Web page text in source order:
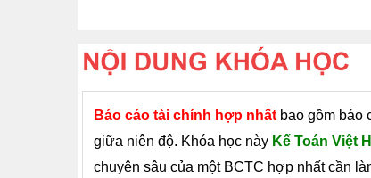
Báo cáo tài chính hợp nhất bao gồm báo
giữa niên độ. Khóa học này Kế Toán Việt
chuyên sâu của một BCTC hợp nhất cần